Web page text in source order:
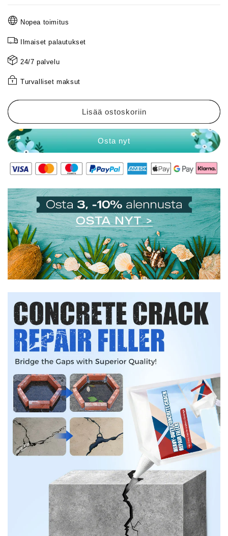
Päivitys
🔥
Tehokas
Betonihalkeamien
Korjausliima
määrää
🔥
Tehokas
Betonihalkeamien
Korjausliima
Nopea toimitus
Ilmaiset palautukset
24/7 palvelu
Turvalliset maksut
Lisää ostoskoriin